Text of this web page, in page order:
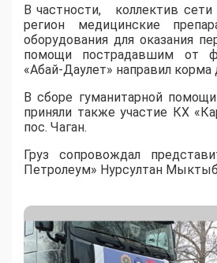
В частности, коллектив сети
регион медицинские
оборудования для оказания
помощи пострадавшим от
«Абай-Даулет» направил корма
В сборе гуманитарной
приняли также участие КХ
пос. Чаган.
Груз сопровождал
Петролеум» Нурсултан